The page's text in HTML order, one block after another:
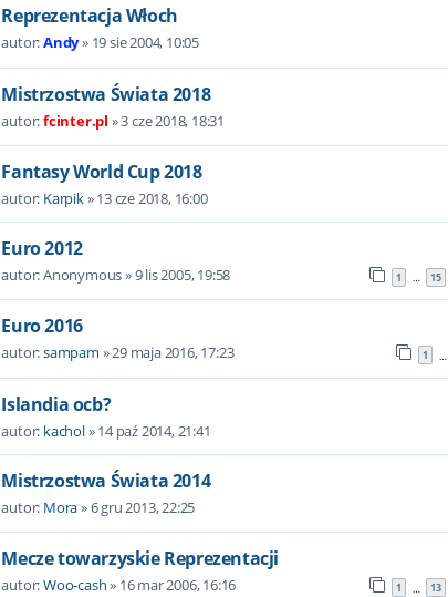
Reprezentacja Włoch
autor:Andy» 19 sie 2004, 10:05
Mistrzostwa Świata 2018
autor:fcinter.pl »3 cze 2018, 18:31
Fantasy World Cup 2018
autor: Karpik»13 cze 2018, 16:00
Euro 2012
autor:Anonymous»9 lis 2005, 19:58 1 … 15
Euro 2016
autor:sampam »29 maja 2016, 17:23 1 …
Islandia ocb?
autor: kachol»14 paź 2014, 21:41
Mistrzostwa Świata 2014
autor: Mora»6 gru 2013, 22:25
Mecze towarzyskie Reprezentacji
autor:Woo-cash» 16 mar 2006, 16:16 1 … 13